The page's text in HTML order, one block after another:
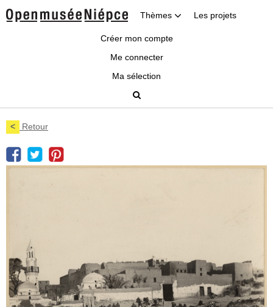
Thèmes Les projets
Créer mon compte
Me connecter
Ma sélection
< Retour